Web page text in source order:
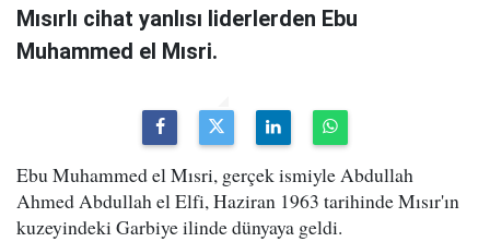
Mısırlı cihat yanlısı liderlerden Ebu
Muhammed el Mısri.
Ebu Muhammed el Mısri, gerçek ismiyle Abdullah
Ahmed Abdullah el Elfi, Haziran 1963 tarihinde Mısır'ın
kuzeyindeki Garbiye ilinde dünyaya geldi.